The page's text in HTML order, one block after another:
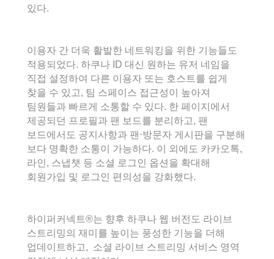
있다.
이용자 간 더욱 활발한 네트워킹을 위한 기능들도
적용되었다. 하쿠나 ID 대신 원하는 유저 네임을
직접 설정하여 다른 이용자 또는 호스트를 쉽게
찾을 수 있고, 팀 스페이스 접근성이 높아져
팀원들과 빠르게 소통할 수 있다. 한 페이지에서
제공되던 프로필과 팬 보드를 분리하고, 팬
보드에서도 공지사항과 팬⋅방문자 게시판을 구분해
보다 명확한 소통이 가능하다. 이 외에도 카카오톡,
라인, 스냅챗 등 소셜 로그인 옵션을 확대해
회원가입 및 로그인 편의성을 강화했다.
하이퍼커넥트®는 향후 하쿠나 웹 버전도 라이브
스트리밍의 재미를 높이는 풍성한 기능을 더해
업데이트하고, 소셜 라이브 스트리밍 서비스 영역